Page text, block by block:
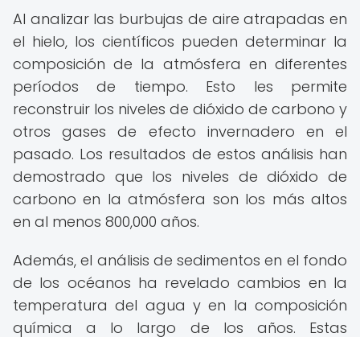
Al analizar las burbujas de aire atrapadas en
el hielo, los científicos pueden determinar la
composición de la atmósfera en diferentes
períodos de tiempo. Esto les permite
reconstruir los niveles de dióxido de carbono y
otros gases de efecto invernadero en el
pasado. Los resultados de estos análisis han
demostrado que los niveles de dióxido de
carbono en la atmósfera son los más altos
en al menos 800,000 años.
Además, el análisis de sedimentos en el fondo
de los océanos ha revelado cambios en la
temperatura del agua y en la composición
química a lo largo de los años. Estas